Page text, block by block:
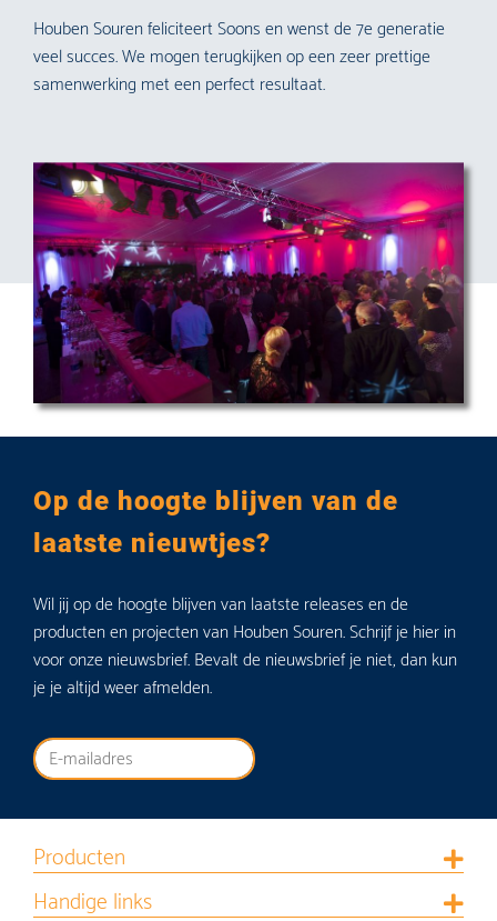
Houben Souren feliciteert Soons en wenst de 7e generatie
veel succes. We mogen terugkijken op een zeer prettige
samenwerking met een perfect resultaat.
Op de hoogte blijven van de
laatste nieuwtjes?
Wil jij op de hoogte blijven van laatste releases en de
producten en projecten van Houben Souren. Schrijf je hier in
voor onze nieuwsbrief. Bevalt de nieuwsbrief je niet, dan kun
je je altijd weer afmelden.
Producten
Handige links